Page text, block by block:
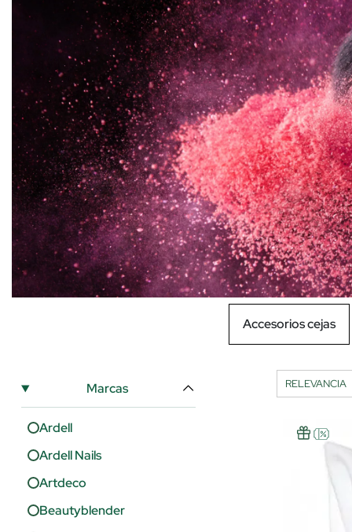
Accesorios cejas
Marcas
Ardell
Ardell Nails
Artdeco
Beautyblender